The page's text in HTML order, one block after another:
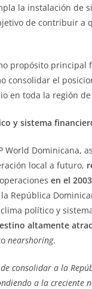
la instalación de
de contribuir a
propósito
consolidar el
en toda la región
y sistema
World Dominicana,
local a futuro,
en el 2003
República
político y
altamente
nearshoring.
consolidar a la
a la creciente